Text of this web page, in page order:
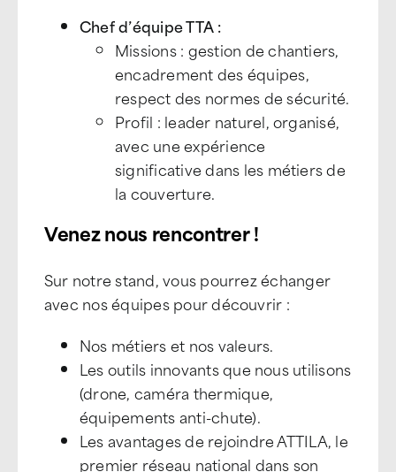
Chef d’équipe TTA :
Missions : gestion de chantiers,
encadrement des équipes,
respect des normes de sécurité.
Profil : leader naturel, organisé,
avec une expérience
significative dans les métiers de
la couverture.
Venez nous rencontrer !
Sur notre stand, vous pourrez échanger
avec nos équipes pour découvrir :
Nos métiers et nos valeurs.
Les outils innovants que nous utilisons
(drone, caméra thermique,
équipements anti-chute).
Les avantages de rejoindre ATTILA, le
premier réseau national dans son